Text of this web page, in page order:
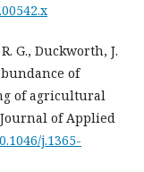
G., Duckworth, J.
of
of agricultural
of Applied
j.1365-